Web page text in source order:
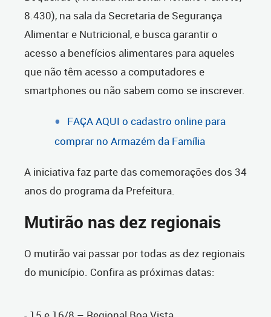
8.430), na sala da Secretaria de Segurança
Alimentar e Nutricional, e busca garantir o
acesso a benefícios alimentares para aqueles
que não têm acesso a computadores e
smartphones ou não sabem como se inscrever.
FAÇA AQUI o cadastro online para
comprar no Armazém da Família
A iniciativa faz parte das comemorações dos 34
anos do programa da Prefeitura.
Mutirão nas dez regionais
O mutirão vai passar por todas as dez regionais
do município. Confira as próximas datas: